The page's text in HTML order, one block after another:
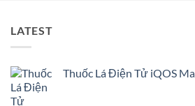
LATEST
Thuốc Lá Điện Tử iQOS